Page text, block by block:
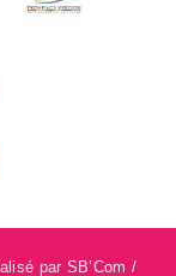
par SB’Com /